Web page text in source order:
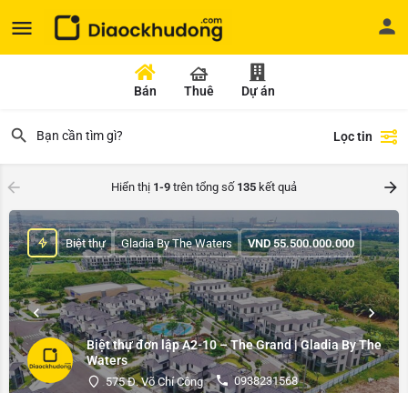
Bán Thuê Dự án
Lọc tin
Hiển thị 1-9 trên tổng số 135 kết quả
Biệt thự đơn lập A2-10 – The Grand | Gladia By The
Waters
575 Đ. Võ Chí Công 0938231568
Biệt thự Gladia By The Waters VND55.500.000.000